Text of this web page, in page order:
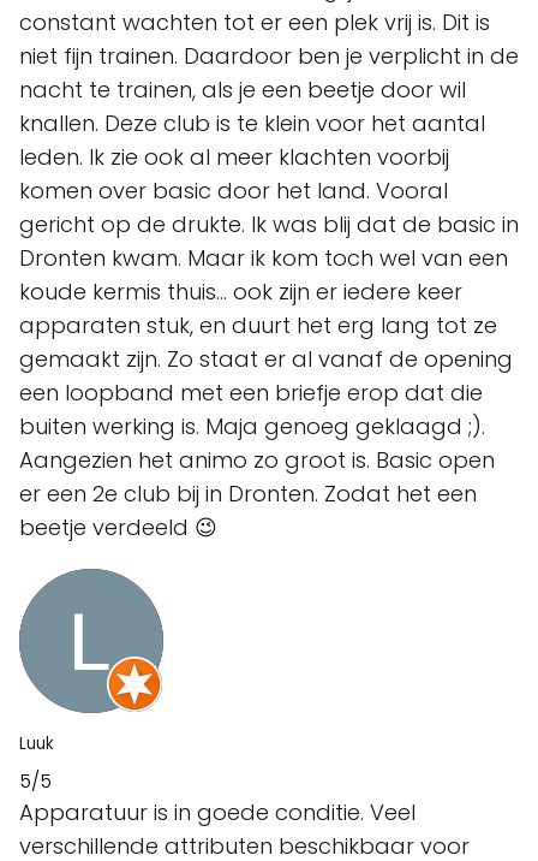
constant wachten tot er een plek vrij is. Dit is
niet fijn trainen. Daardoor ben je verplicht in de
nacht te trainen, als je een beetje door wil
knallen. Deze club is te klein voor het aantal
leden. Ik zie ook al meer klachten voorbij
komen over basic door het land. Vooral
gericht op de drukte. Ik was blij dat de basic in
Dronten kwam. Maar ik kom toch wel van een
koude kermis thuis... ook zijn er iedere keer
apparaten stuk, en duurt het erg lang tot ze
gemaakt zijn. Zo staat er al vanaf de opening
een loopband met een briefje erop dat die
buiten werking is. Maja genoeg geklaagd ;).
Aangezien het animo zo groot is. Basic open
er een 2e club bij in Dronten. Zodat het een
beetje verdeeld 😉
Luuk
5/5
Apparatuur is in goede conditie. Veel
verschillende attributen beschikbaar voor